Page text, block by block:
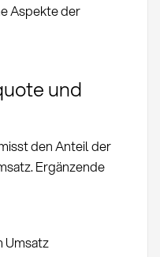
Aspekte der
und
den Anteil der
Ergänzende
Umsatz